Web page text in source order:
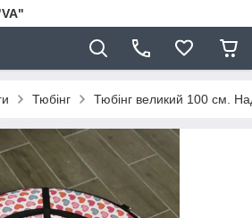
Тюбінг Тюбінг великий 100 см.